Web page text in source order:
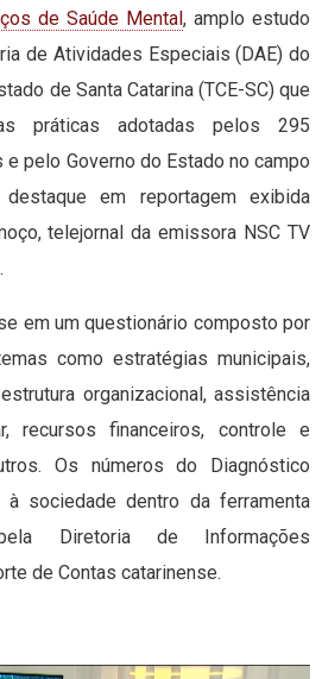
de Saúde Mental, amplo estudo
de Atividades Especiais (DAE) do
de Santa Catarina (TCE-SC) que
práticas adotadas pelos 295
pelo Governo do Estado no campo
em reportagem exibida
telejornal da emissora NSC TV
em um questionário composto por
como estratégias municipais,
organizacional, assistência
recursos financeiros, controle e
Os números do Diagnóstico
sociedade dentro da ferramenta
Diretoria de Informações
de Contas catarinense.